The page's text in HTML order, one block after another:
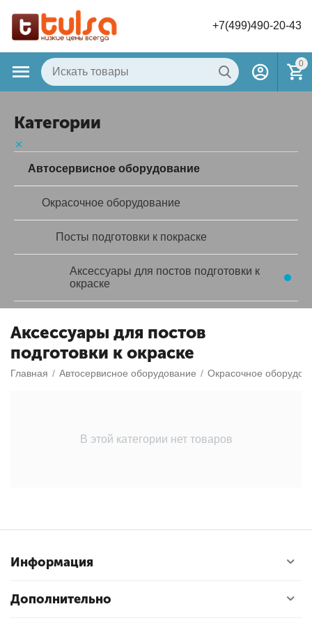
+7(499)490-20-43
0
Категории
Автосервисное оборудование
Окрасочное оборудование
Посты подготовки к покраске
Аксессуары для постов подготовки к
окраске
Аксессуары для постов
подготовки к окраске
Главная / Автосервисное оборудование / Окрасочное
В этой категории нет товаров
Информация
Дополнительно